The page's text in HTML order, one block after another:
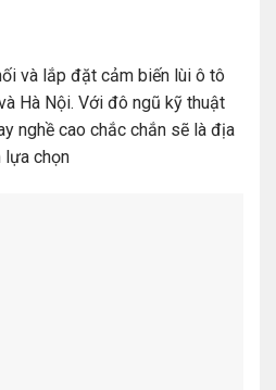
và lắp đặt cảm biến lùi ô tô
Hà Nội. Với đô ngũ kỹ thuật
nghề cao chắc chắn sẽ là địa
lựa chọn